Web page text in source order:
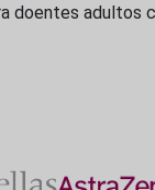
doentes adultos